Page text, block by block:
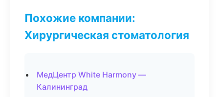
Похожие компании:
Хирургическая стоматология
МедЦентр White Harmony —
Калининград